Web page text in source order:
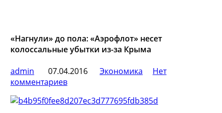
«Нагнули» до пола: «Аэрофлот» несет
колоссальные убытки из-за Крыма
admin
07.04.2016 Экономика
Нет
комментариев